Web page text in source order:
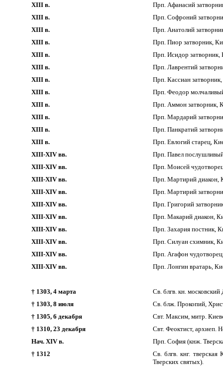
XIII в.
Прп. Афанасий
XIII в.
Прп. Софроний
XIII в.
Прп. Анатолий
XIII в.
Прп. Пиор затворник,
XIII в.
Прп. Исидор
XIII в.
Прп. Лаврентий
XIII в.
Прп. Кассиан
XIII в.
Прп. Феодор
XIII в.
Прп. Аммон затворник,
XIII в.
Прп. Мардарий
XIII в.
Прп. Панкратий
XIII в.
Прп. Евлогий старец,
XIII-XIV вв.
Прп. Павел
XIII-XIV вв.
Прп. Моисей
XIII-XIV вв.
Прп. Мартирий диакон,
XIII-XIV вв.
Прп. Мартирий
XIII-XIV вв.
Прп. Григорий
XIII-XIV вв.
Прп. Макарий диакон,
XIII-XIV вв.
Прп. Захария постник,
XIII-XIV вв.
Прп. Силуан схимник,
XIII-XIV вв.
Прп. Агафон
XIII-XIV вв.
Прп. Лонгин вратарь,
† 1303, 4 марта
Св. блгв. кн. московский
† 1303, 8 июля
Св. блж. Прокопий,
† 1305, 6 декабря
Свт. Максим, митр.
† 1310, 23 декабря
Свт. Феоктист, архиеп.
Нач. XIV в.
Прп. София (кнж.
† 1312
Св. блгв. кнг.
Тверских святых).